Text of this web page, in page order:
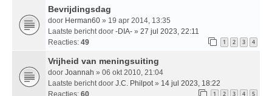
Bevrijdingsdag
door Herman60 » 19 apr 2014, 13:35
Laatste bericht door -DIA- » 27 jul 2023, 22:11
Reacties: 49 1 2 3 4
Vrijheid van meningsuiting
door Joannah » 06 okt 2010, 21:04
Laatste bericht door J.C. Philpot » 14 jul 2023, 18:22
Reacties: 60 1 2 3 4 5